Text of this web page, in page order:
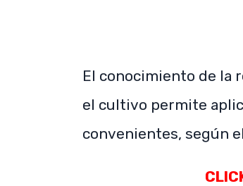
El conocimiento de la
el cultivo permite
convenientes, según